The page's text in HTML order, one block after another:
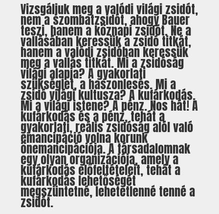
Vizsgáljuk meg a valódi világi zsidót,
nem a szombatzsidót, ahogy Bauer
teszi, hanem a köznapi zsidót. Ne a
vallásában keressük a zsidó titkát,
hanem a valódi zsidóban keressük
meg a vallás titkát. Mi a zsidóság
világi alapja? A gyakorlati
szükséglet, a haszonlesés. Mi a
zsidó világi kultusza? A kufárkodás.
Mi a világi istene? A pénz. Nos hát! A
kufárkodás és a pénz, tehát a
gyakorlati, reális zsidóság alól való
emancipáció volna korunk
önemancipációja. A társadalomnak
egy olyan organizációja, amely a
kufárkodás előfeltételeit, tehát a
kufárkodás lehetőségét
megszüntetné, lehetetlenné tenné a
zsidót.